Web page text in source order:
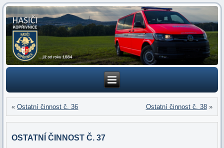
«Ostatní činnost č. 36 Ostatní činnost č. 38»
OSTATNÍ ČINNOST Č. 37